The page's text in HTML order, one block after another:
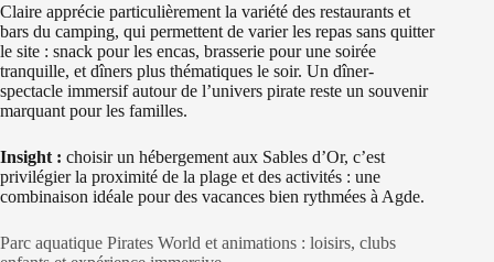
Claire apprécie particulièrement la variété des restaurants et
bars du camping, qui permettent de varier les repas sans quitter
le site : snack pour les encas, brasserie pour une soirée
tranquille, et dîners plus thématiques le soir. Un dîner-
spectacle immersif autour de l’univers pirate reste un souvenir
marquant pour les familles.
Insight : choisir un hébergement aux Sables d’Or, c’est
privilégier la proximité de la plage et des activités : une
combinaison idéale pour des vacances bien rythmées à Agde.
Parc aquatique Pirates World et animations : loisirs, clubs